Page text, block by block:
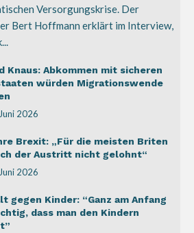
Versorgungskrise. Der
Bert Hoffmann erklärt im Interview,
Knaus: Abkommen mit sicheren
würden Migrationswende
2026
Brexit: „Für die meisten Briten
der Austritt nicht gelohnt“
2026
gegen Kinder: “Ganz am Anfang
dass man den Kindern